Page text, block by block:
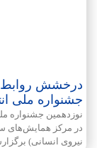
درخشش روابط
جشنواره ملی
در مرکز همایش‌های
نیروی انسانی)